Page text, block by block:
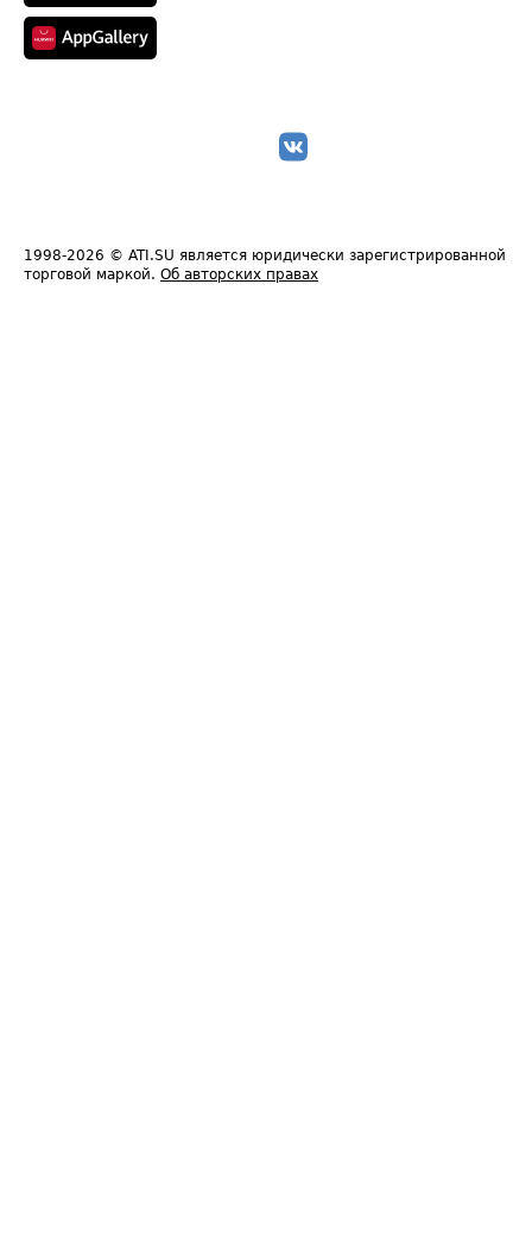
1998-2026 © ATI.SU является юридически зарегистрированной
торговой маркой. Об авторских правах